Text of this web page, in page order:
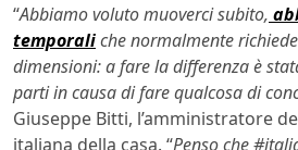
“Abbiamo voluto muoverci subito,
temporaliche normalmente
dimensioni: a fare la differenza è
parti in causa di fare qualcosa di
Giuseppe Bitti, l’amministratore
italiana della casa. “Penso che